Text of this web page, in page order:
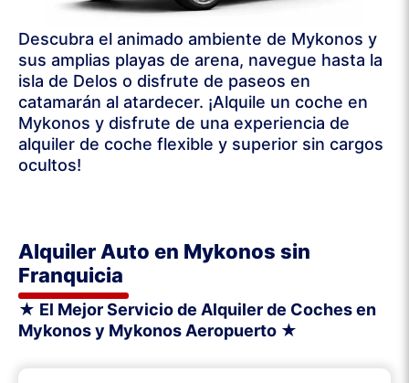
Descubra el animado ambiente de Mykonos y
sus amplias playas de arena, navegue hasta la
isla de Delos o disfrute de paseos en
catamarán al atardecer. ¡Alquile un coche en
Mykonos y disfrute de una experiencia de
alquiler de coche flexible y superior sin cargos
ocultos!
Alquiler Auto en Mykonos sin
Franquicia
★ El Mejor Servicio de Alquiler de Coches en
Mykonos y Mykonos Aeropuerto ★